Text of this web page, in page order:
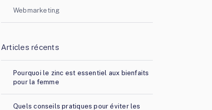
Webmarketing
Articles récents
Pourquoi le zinc est essentiel aux bienfaits
pour la femme
Quels conseils pratiques pour éviter les